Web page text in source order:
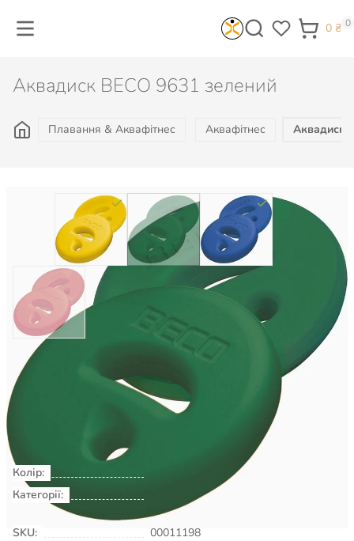
0 ₴ 0
Аквадиск BECO 9631 зелений
Плавання & Аквафітнес Аквафітнес Аквадиск
2 340
Колір:
Категорії:
Плавання & Аквафітнес
Аквафітнес
SKU:
00011198